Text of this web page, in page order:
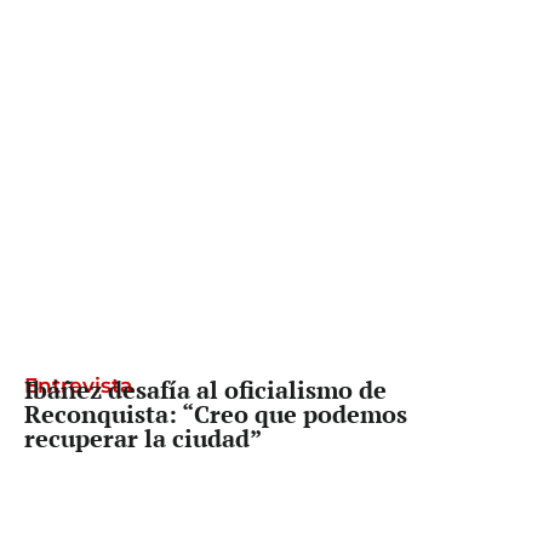
Entrevista
Ibáñez desafía al oficialismo de
Reconquista: “Creo que podemos
recuperar la ciudad”